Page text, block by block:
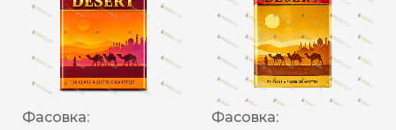
Фасовка:
Фасовка: